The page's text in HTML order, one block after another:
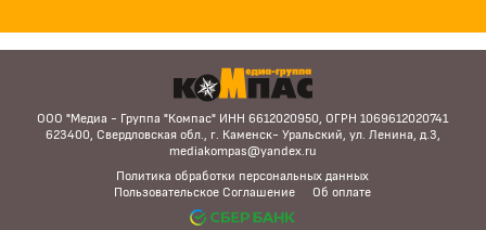
ООО "Медиа - Группа "Компас" ИНН 6612020950, ОГРН 1069612020741
623400, Свердловская обл., г. Каменск- Уральский, ул. Ленина, д.3,
mediakompas@yandex.ru
Политика обработки персональных данных
Пользовательское Соглашение
Об оплате